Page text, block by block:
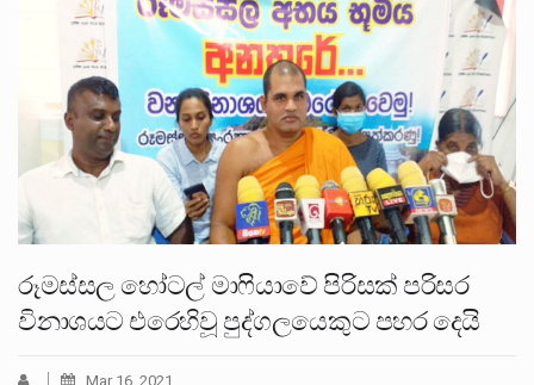
රූමස්සල හෝටල් මාෆියාවේ පිරිසක් පරිසර
විනාශයට එරෙහිවූ පුද්ගලයෙකුට පහර දෙයි
Mar 16, 2021